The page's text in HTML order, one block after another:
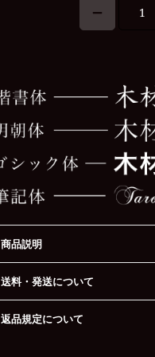
商品説明
送料・発送について
返品規定について